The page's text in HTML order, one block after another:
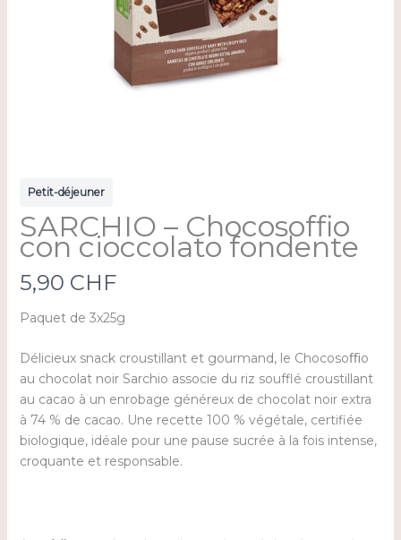
Petit-déjeuner
SARCHIO – Chocosoffio
con cioccolato fondente
N
o
5,90 CHF
Paquet de 3x25g
Délicieux snack croustillant et gourmand, le Chocosoﬃo
au chocolat noir Sarchio associe du riz soufflé croustillant
au cacao à un enrobage généreux de chocolat noir extra
à 74 % de cacao. Une recette 100 % végétale, certifiée
biologique, idéale pour une pause sucrée à la fois intense,
croquante et responsable.